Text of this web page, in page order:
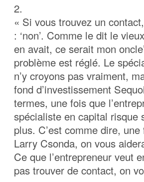
2.
« Si vous trouvez un
: ‘non’. Comme le dit le
en avait, ce serait mon
problème est réglé. Le
n’y croyons pas vraiment,
fond d’investissement
termes, une fois que
spécialiste en capital risque
plus. C’est comme dire,
Larry Csonda, on vous
Ce que l’entrepreneur veut
pas trouver de contact, on